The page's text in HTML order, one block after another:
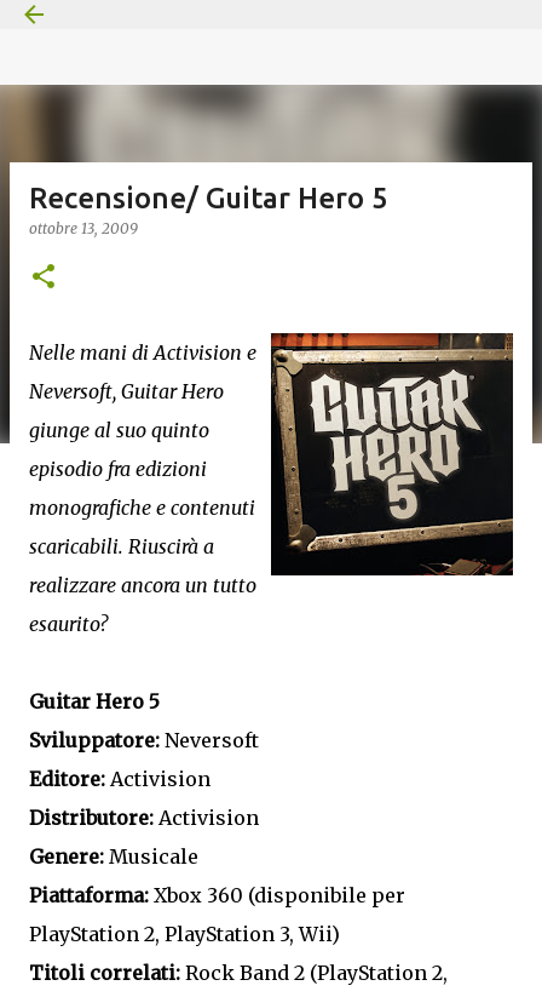
Recensione/ Guitar Hero 5
ottobre 13, 2009
Nelle mani di Activision e
Neversoft, Guitar Hero
giunge al suo quinto
episodio fra edizioni
monografiche e contenuti
scaricabili. Riuscirà a
realizzare ancora un tutto
esaurito?
Guitar Hero 5
Sviluppatore: Neversoft
Editore: Activision
Distributore: Activision
Genere: Musicale
Piattaforma: Xbox 360 (disponibile per
PlayStation 2, PlayStation 3, Wii)
Titoli correlati: Rock Band 2 (PlayStation 2,